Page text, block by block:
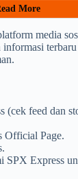
More
media
(cek feed dan
Official Page.
SPX Express